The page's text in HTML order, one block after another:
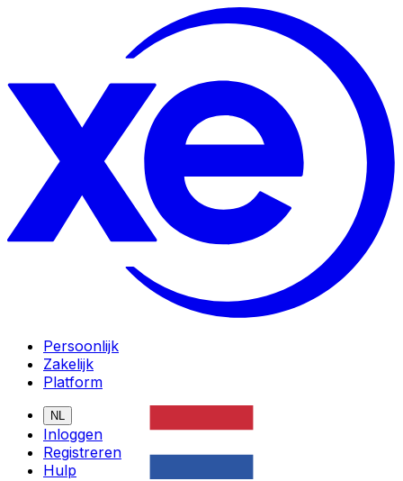
Persoonlijk
Zakelijk
Platform
NL
Inloggen
Registreren
Hulp